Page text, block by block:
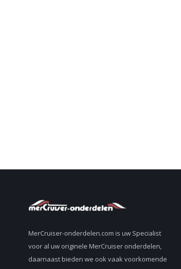
MerCruiser-onderdelen.com is uw Specialist
voor al uw originele MerCruiser onderdelen,
daarnaast bieden we ook vaak voorkomende